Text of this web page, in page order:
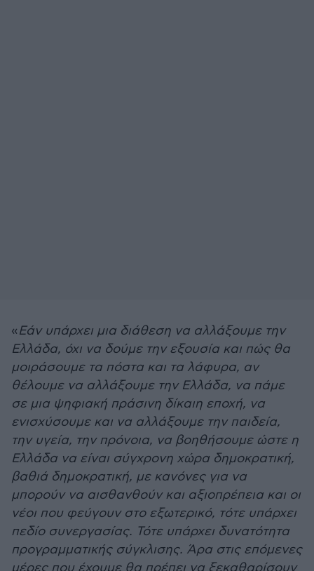
«Εάν υπάρχει μια διάθεση να αλλάξουμε την
Ελλάδα, όχι να δούμε την εξουσία και πώς θα
μοιράσουμε τα πόστα και τα λάφυρα, αν
θέλουμε να αλλάξουμε την Ελλάδα, να πάμε
σε μια ψηφιακή πράσινη δίκαιη εποχή, να
ενισχύσουμε και να αλλάξουμε την παιδεία,
την υγεία, την πρόνοια, να βοηθήσουμε ώστε η
Ελλάδα να είναι σύγχρονη χώρα δημοκρατική,
βαθιά δημοκρατική, με κανόνες για να
μπορούν να αισθανθούν και αξιοπρέπεια και οι
νέοι που φεύγουν στο εξωτερικό, τότε υπάρχει
πεδίο συνεργασίας. Τότε υπάρχει δυνατότητα
προγραμματικής σύγκλισης. Άρα στις επόμενες
μέρες που έχουμε θα πρέπει να ξεκαθαρίσουν